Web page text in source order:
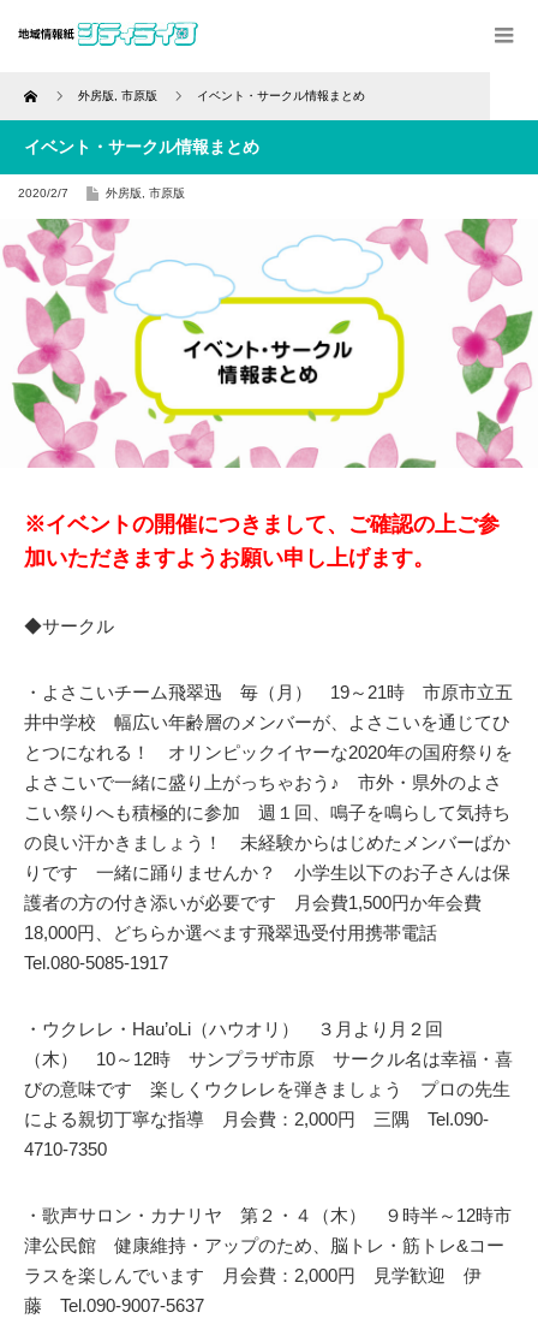
Home 外房版 市原版 イベント・サークル情報まとめ
イベント・サークル情報まとめ
2020/2/7 外房版 市原版
※イベントの開催につきまして、ご確認の上ご参
加いただきますようお願い申し上げます。
◆サークル
・よさこいチーム飛翠迅 毎（月） 19～21時 市原市立五
井中学校 幅広い年齢層のメンバーが、よさこいを通じてひ
とつになれる！ オリンピックイヤーな2020年の国府祭りを
よさこいで一緒に盛り上がっちゃおう♪ 市外・県外のよさ
こい祭りへも積極的に参加 週１回、鳴子を鳴らして気持ち
の良い汗かきましょう！ 未経験からはじめたメンバーばか
りです 一緒に踊りませんか？ 小学生以下のお子さんは保
護者の方の付き添いが必要です 月会費1,500円か年会費
18,000円、どちらか選べます飛翠迅受付用携帯電話
Tel.080-5085-1917
・ウクレレ・Hau’oLi（ハウオリ） ３月より月２回
（木） 10～12時 サンプラザ市原 サークル名は幸福・喜
びの意味です 楽しくウクレレを弾きましょう プロの先生
による親切丁寧な指導 月会費：2,000円 三隅 Tel.090-
4710-7350
・歌声サロン・カナリヤ 第２・４（木） ９時半～12時市
津公民館 健康維持・アップのため、脳トレ・筋トレ&コー
ラスを楽しんでいます 月会費：2,000円 見学歓迎 伊
藤 Tel.090-9007-5637